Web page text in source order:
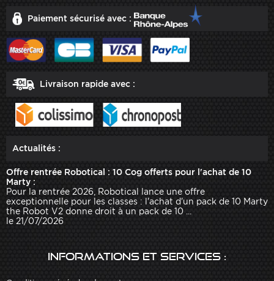
Paiement sécurisé avec :
Livraison rapide avec :
Actualités :
Offre rentrée Robotical : 10 Cog offerts pour l'achat de 10
Marty :
Pour la rentrée 2026, Robotical lance une offre
exceptionnelle pour les classes : l'achat d'un pack de 10 Marty
the Robot V2 donne droit à un pack de 10 ...
le 21/07/2026
Informations et services :